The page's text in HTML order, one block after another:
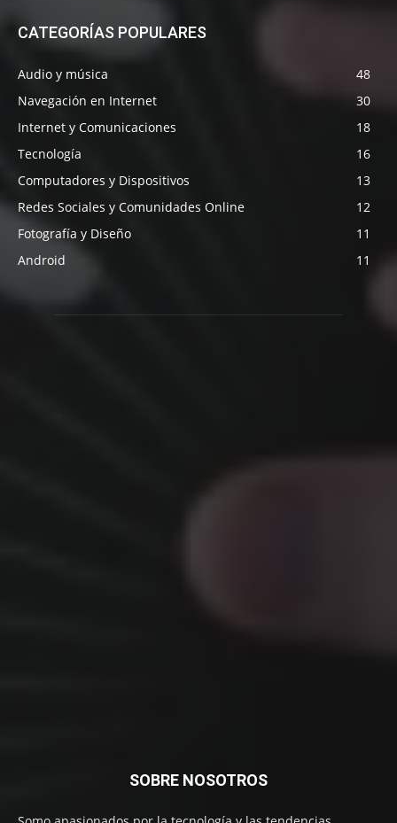
CATEGORÍAS POPULARES
Audio y música
48
Navegación en Internet
30
Internet y Comunicaciones
18
Tecnología
16
Computadores y Dispositivos
13
Redes Sociales y Comunidades Online
12
Fotografía y Diseño
11
Android
11
SOBRE NOSOTROS